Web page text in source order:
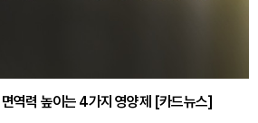
면역력 높이는 4가지 영양제 [카드뉴스]